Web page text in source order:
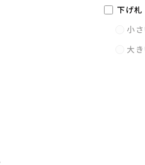
下げ
小
大